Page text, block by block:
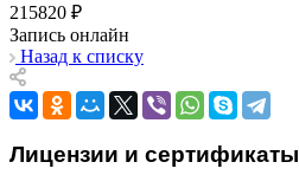
215820 ₽
Запись онлайн
Назад к списку
Лицензии и сертификаты